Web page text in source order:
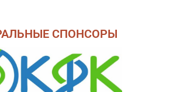
СПОНСОРЫ